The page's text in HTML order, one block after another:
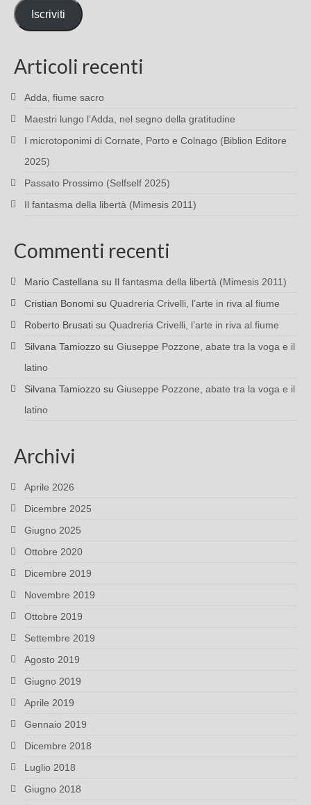
mail
Iscriviti
Articoli recenti
Adda, fiume sacro
Maestri lungo l’Adda, nel segno della gratitudine
I microtoponimi di Cornate, Porto e Colnago (Biblion Editore
2025)
Passato Prossimo (Selfself 2025)
Il fantasma della libertà (Mimesis 2011)
Commenti recenti
Mario Castellana su Il fantasma della libertà (Mimesis 2011)
Cristian Bonomi su Quadreria Crivelli, l’arte in riva al fiume
Roberto Brusati su Quadreria Crivelli, l’arte in riva al fiume
Silvana Tamiozzo su Giuseppe Pozzone, abate tra la voga e il
latino
Silvana Tamiozzo su Giuseppe Pozzone, abate tra la voga e il
latino
Archivi
Aprile 2026
Dicembre 2025
Giugno 2025
Ottobre 2020
Dicembre 2019
Novembre 2019
Ottobre 2019
Settembre 2019
Agosto 2019
Giugno 2019
Aprile 2019
Gennaio 2019
Dicembre 2018
Luglio 2018
Giugno 2018